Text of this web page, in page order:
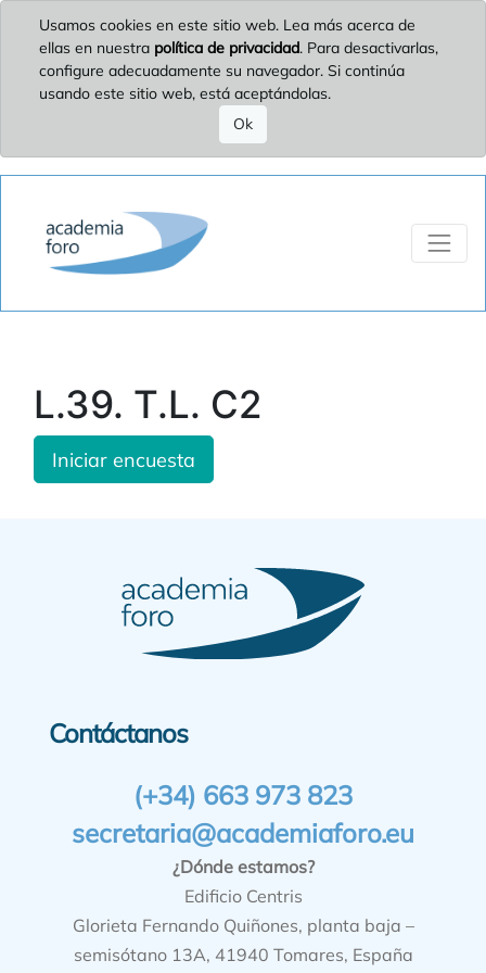
Usamos cookies en este sitio web. Lea más acerca de
ellas en nuestra política de privacidad. Para desactivarlas,
configure adecuadamente su navegador. Si continúa
usando este sitio web, está aceptándolas.
Ok
L.39. T.L. C2
Iniciar encuesta
Contáctanos
(+34) 663 973 823
secretaria@academiaforo.eu
¿Dónde estamos?
Edificio Centris
Glorieta Fernando Quiñones, planta baja –
semisótano 13A, 41940 Tomares, España